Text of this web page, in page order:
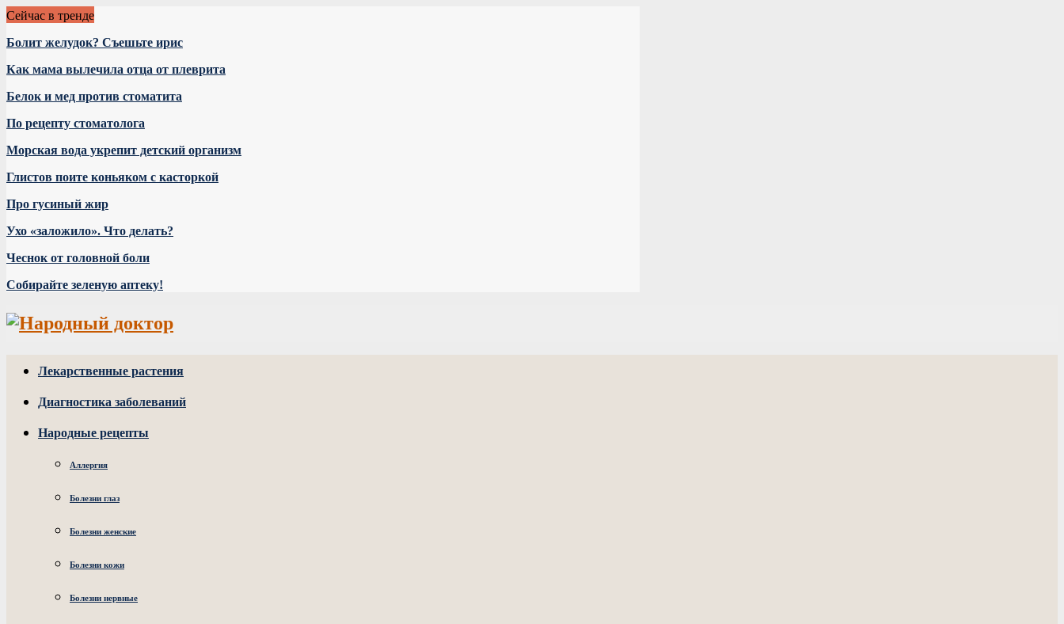
Сейчас в тренде
Болит желудок? Съешьте ирис
Как мама вылечила отца от плеврита
Белок и мед против стоматита
По рецепту стоматолога
Морская вода укрепит детский организм
Глистов поите коньяком с касторкой
Про гусиный жир
Ухо «заложило». Что делать?
Чеснок от головной боли
Собирайте зеленую аптеку!
Лекарственные растения
Диагностика заболеваний
Народные рецепты
Аллергия
Болезни глаз
Болезни женские
Болезни кожи
Болезни нервные